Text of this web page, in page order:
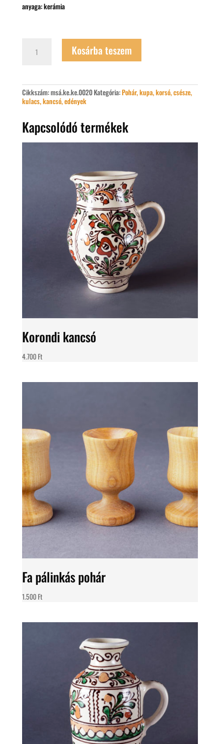
anyaga: kerámia
Kosárba teszem
Cikkszám:msá.ke.ke.0020 Kategória:Pohár, kupa, korsó, csésze,
kulacs, kancsó, edények
Kapcsolódó termékek
Korondi kancsó
4.700Ft
Fa pálinkás pohár
1.500Ft